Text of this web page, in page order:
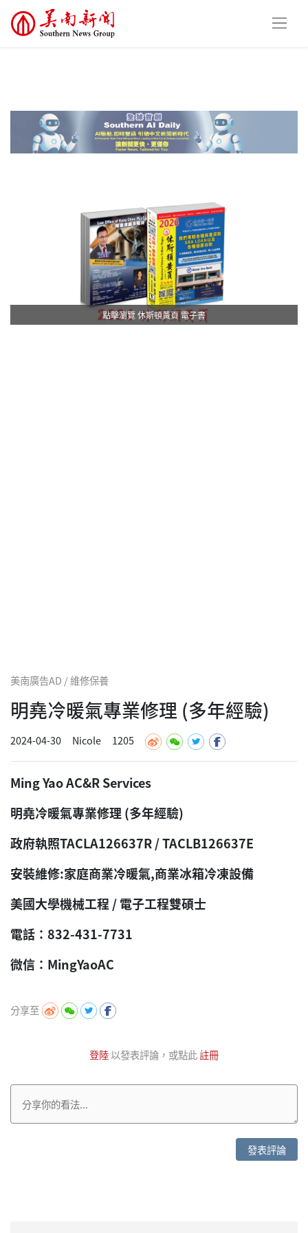
點擊瀏覽 休斯頓黃頁 電子書
美南廣告AD / 維修保養
明堯冷暖氣專業修理 (多年經驗)
2024-04-30 Nicole 1205
Ming Yao AC&R Services
明堯冷暖氣專業修理 (多年經驗)
政府執照TACLA126637R / TACLB126637E
安裝維修:家庭商業冷暖氣,商業冰箱冷凍設備
美國大學機械工程 / 電子工程雙碩士
電話：832-431-7731
微信：MingYaoAC
分享至
登陸以發表評論，或點此註冊
發表評論